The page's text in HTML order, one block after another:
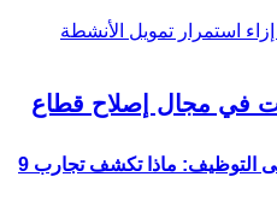
تدريب الشباب الإفريقي على التوظيف: ماذا تكشف تجارب 9
في مجال إصلاح قطاع